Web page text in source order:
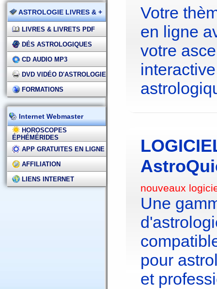
ASTROLOGIE LIVRES & +
LIVRES & LIVRETS PDF
DÉS ASTROLOGIQUES
CD AUDIO MP3
DVD VIDÉO D'ASTROLOGIE
FORMATIONS
Internet Webmaster
HOROSCOPES
ÉPHÉMÉRIDES
APP GRATUITES EN LIGNE
AFFILIATION
LIENS INTERNET
Votre
en ligne
votre
nouveaux
Une
pour
et